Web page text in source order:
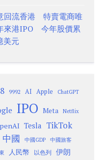
回流香港 特賣電商唯
來港IPO 今年股價累
美元
9992 AI Apple ChatGPT
IPO Meta Netflix
Tesla TikTok
中國 中國GDP 中國旅客
人民幣 以色列 伊朗